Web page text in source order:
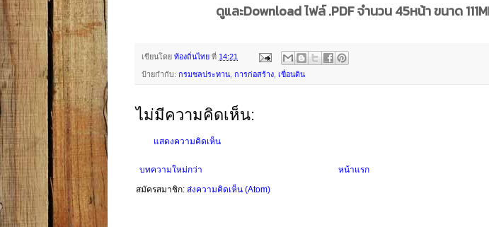
ดูและDownload ไฟล์ .PDF จำนวน 45หน้า ขนาด
เขียนโดย ท้องถิ่นไทย ที่ 14:21
ป้ายกำกับ: กรมชลประทาน การก่อสร้าง เขื่อนดิน
ไม่มีความคิดเห็น:
แสดงความคิดเห็น
บทความใหม่กว่า
หน้าแรก
สมัครสมาชิก: ส่งความคิดเห็น (Atom)